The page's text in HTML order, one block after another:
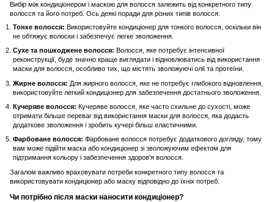
Вибір між кондиціонером і маскою для волосся залежить від конкретного типу
волосся та його потреб. Ось деякі поради для різних типів волосся:
Тонке волосся: Використовуйте кондиціонер для тонкого волосся, оскільки він
не обтяжує волоски і забезпечує легке зволоження.
Сухе та пошкоджене волосся: Волосся, яке потребує інтенсивної
реконструкції, буде значно краще виглядати і відновлюватись від використання
маски для волосся, особливо тих, що містять зволожуючі олії та протеїни.
Жирне волосся: Для жирного волосся, яке не потребує глибокого відновлення,
використовуйте легкий кондиціонер для забезпечення достатнього зволоження.
Кучеряве волосся: Кучеряве волосся, яке часто схильне до сухості, може
отримати більше переваг від використання маски для волосся, яка додасть
додаткове зволоження і зробить кучері більш еластичними.
Фарбоване волосся: Фарбоване волосся потребує додаткового догляду, тому
вам може підійти маска або кондиціонер зі зволожуючим ефектом для
підтримання кольору і забезпечення здоров'я волосся.
Загалом важливо враховувати потреби конкретного типу волосся та
використовувати кондиціонер або маску відповідно до їхніх потреб.
Чи потрібно після маски наносити кондиціонер?